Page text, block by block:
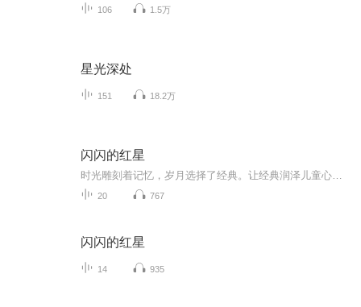
106 1.5万
星光深处
151 18.2万
闪闪的红星
20 767
闪闪的红星
14 935